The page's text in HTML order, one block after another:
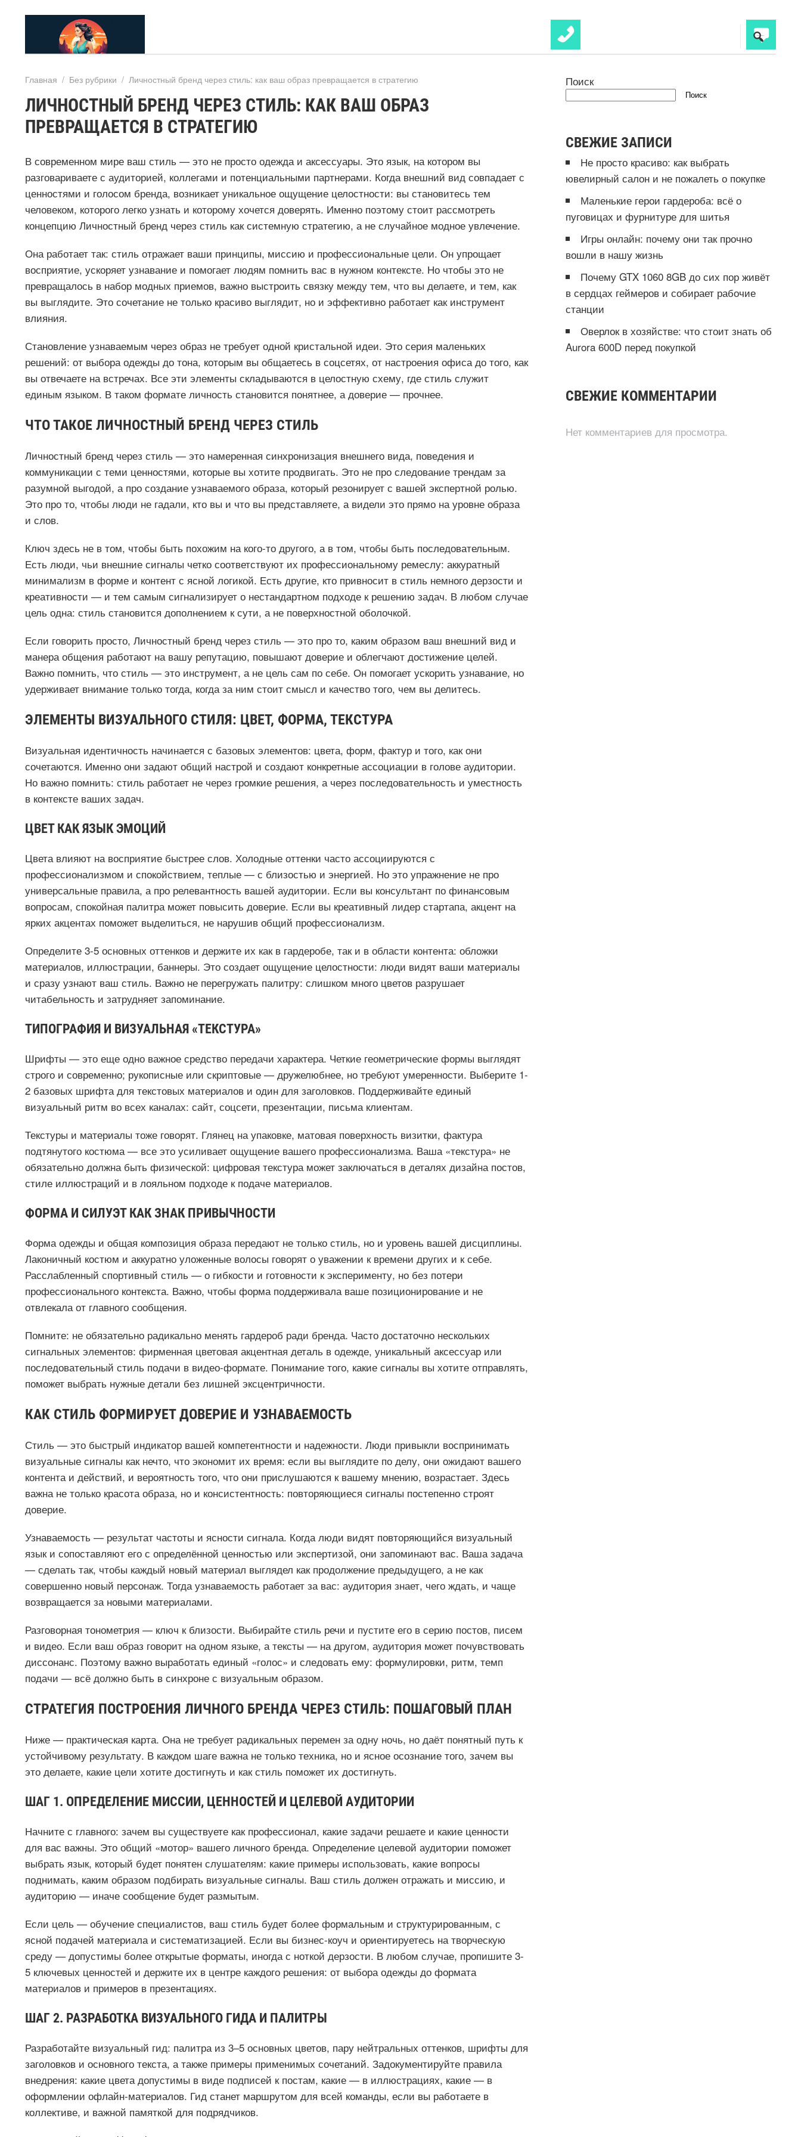
Главная / Без рубрики / Личностный бренд через стиль: как ваш образ превращается в стратегию
ЛИЧНОСТНЫЙ БРЕНД ЧЕРЕЗ СТИЛЬ: КАК ВАШ ОБРАЗ
ПРЕВРАЩАЕТСЯ В СТРАТЕГИЮ
В современном мире ваш стиль — это не просто одежда и аксессуары. Это язык, на котором вы
разговариваете с аудиторией, коллегами и потенциальными партнерами. Когда внешний вид совпадает с
ценностями и голосом бренда, возникает уникальное ощущение целостности: вы становитесь тем
человеком, которого легко узнать и которому хочется доверять. Именно поэтому стоит рассмотреть
концепцию Личностный бренд через стиль как системную стратегию, а не случайное модное увлечение.
Она работает так: стиль отражает ваши принципы, миссию и профессиональные цели. Он упрощает
восприятие, ускоряет узнавание и помогает людям помнить вас в нужном контексте. Но чтобы это не
превращалось в набор модных приемов, важно выстроить связку между тем, что вы делаете, и тем, как
вы выглядите. Это сочетание не только красиво выглядит, но и эффективно работает как инструмент
влияния.
Становление узнаваемым через образ не требует одной кристальной идеи. Это серия маленьких
решений: от выбора одежды до тона, которым вы общаетесь в соцсетях, от настроения офиса до того, как
вы отвечаете на встречах. Все эти элементы складываются в целостную схему, где стиль служит
единым языком. В таком формате личность становится понятнее, а доверие — прочнее.
ЧТО ТАКОЕ ЛИЧНОСТНЫЙ БРЕНД ЧЕРЕЗ СТИЛЬ
Личностный бренд через стиль — это намеренная синхронизация внешнего вида, поведения и
коммуникации с теми ценностями, которые вы хотите продвигать. Это не про следование трендам за
разумной выгодой, а про создание узнаваемого образа, который резонирует с вашей экспертной ролью.
Это про то, чтобы люди не гадали, кто вы и что вы представляете, а видели это прямо на уровне образа
и слов.
Ключ здесь не в том, чтобы быть похожим на кого-то другого, а в том, чтобы быть последовательным.
Есть люди, чьи внешние сигналы четко соответствуют их профессиональному ремеслу: аккуратный
минимализм в форме и контент с ясной логикой. Есть другие, кто привносит в стиль немного дерзости и
креативности — и тем самым сигнализирует о нестандартном подходе к решению задач. В любом случае
цель одна: стиль становится дополнением к сути, а не поверхностной оболочкой.
Если говорить просто, Личностный бренд через стиль — это про то, каким образом ваш внешний вид и
манера общения работают на вашу репутацию, повышают доверие и облегчают достижение целей.
Важно помнить, что стиль — это инструмент, а не цель сам по себе. Он помогает ускорить узнавание, но
удерживает внимание только тогда, когда за ним стоит смысл и качество того, чем вы делитесь.
ЭЛЕМЕНТЫ ВИЗУАЛЬНОГО СТИЛЯ: ЦВЕТ, ФОРМА, ТЕКСТУРА
Визуальная идентичность начинается с базовых элементов: цвета, форм, фактур и того, как они
сочетаются. Именно они задают общий настрой и создают конкретные ассоциации в голове аудитории.
Но важно помнить: стиль работает не через громкие решения, а через последовательность и уместность
в контексте ваших задач.
ЦВЕТ КАК ЯЗЫК ЭМОЦИЙ
Цвета влияют на восприятие быстрее слов. Холодные оттенки часто ассоциируются с
профессионализмом и спокойствием, теплые — с близостью и энергией. Но это упражнение не про
универсальные правила, а про релевантность вашей аудитории. Если вы консультант по финансовым
вопросам, спокойная палитра может повысить доверие. Если вы креативный лидер стартапа, акцент на
ярких акцентах поможет выделиться, не нарушив общий профессионализм.
Определите 3-5 основных оттенков и держите их как в гардеробе, так и в области контента: обложки
материалов, иллюстрации, баннеры. Это создает ощущение целостности: люди видят ваши материалы
и сразу узнают ваш стиль. Важно не перегружать палитру: слишком много цветов разрушает
читабельность и затрудняет запоминание.
ТИПОГРАФИЯ И ВИЗУАЛЬНАЯ «ТЕКСТУРА»
Шрифты — это еще одно важное средство передачи характера. Четкие геометрические формы выглядят
строго и современно; рукописные или скриптовые — дружелюбнее, но требуют умеренности. Выберите 1-
2 базовых шрифта для текстовых материалов и один для заголовков. Поддерживайте единый
визуальный ритм во всех каналах: сайт, соцсети, презентации, письма клиентам.
Текстуры и материалы тоже говорят. Глянец на упаковке, матовая поверхность визитки, фактура
подтянутого костюма — все это усиливает ощущение вашего профессионализма. Ваша «текстура» не
обязательно должна быть физической: цифровая текстура может заключаться в деталях дизайна постов,
стиле иллюстраций и в лояльном подходе к подаче материалов.
ФОРМА И СИЛУЭТ КАК ЗНАК ПРИВЫЧНОСТИ
Форма одежды и общая композиция образа передают не только стиль, но и уровень вашей дисциплины.
Лаконичный костюм и аккуратно уложенные волосы говорят о уважении к времени других и к себе.
Расслабленный спортивный стиль — о гибкости и готовности к эксперименту, но без потери
профессионального контекста. Важно, чтобы форма поддерживала ваше позиционирование и не
отвлекала от главного сообщения.
Помните: не обязательно радикально менять гардероб ради бренда. Часто достаточно нескольких
сигнальных элементов: фирменная цветовая акцентная деталь в одежде, уникальный аксессуар или
последовательный стиль подачи в видео-формате. Понимание того, какие сигналы вы хотите отправлять,
поможет выбрать нужные детали без лишней эксцентричности.
КАК СТИЛЬ ФОРМИРУЕТ ДОВЕРИЕ И УЗНАВАЕМОСТЬ
Стиль — это быстрый индикатор вашей компетентности и надежности. Люди привыкли воспринимать
визуальные сигналы как нечто, что экономит их время: если вы выглядите по делу, они ожидают вашего
контента и действий, и вероятность того, что они прислушаются к вашему мнению, возрастает. Здесь
важна не только красота образа, но и консистентность: повторяющиеся сигналы постепенно строят
доверие.
Узнаваемость — результат частоты и ясности сигнала. Когда люди видят повторяющийся визуальный
язык и сопоставляют его с определённой ценностью или экспертизой, они запоминают вас. Ваша задача
— сделать так, чтобы каждый новый материал выглядел как продолжение предыдущего, а не как
совершенно новый персонаж. Тогда узнаваемость работает за вас: аудитория знает, чего ждать, и чаще
возвращается за новыми материалами.
Разговорная тонометрия — ключ к близости. Выбирайте стиль речи и пустите его в серию постов, писем
и видео. Если ваш образ говорит на одном языке, а тексты — на другом, аудитория может почувствовать
диссонанс. Поэтому важно выработать единый «голос» и следовать ему: формулировки, ритм, темп
подачи — всё должно быть в синхроне с визуальным образом.
СТРАТЕГИЯ ПОСТРОЕНИЯ ЛИЧНОГО БРЕНДА ЧЕРЕЗ СТИЛЬ: ПОШАГОВЫЙ ПЛАН
Ниже — практическая карта. Она не требует радикальных перемен за одну ночь, но даёт понятный путь к
устойчивому результату. В каждом шаге важна не только техника, но и ясное осознание того, зачем вы
это делаете, какие цели хотите достигнуть и как стиль поможет их достигнуть.
ШАГ 1. ОПРЕДЕЛЕНИЕ МИССИИ, ЦЕННОСТЕЙ И ЦЕЛЕВОЙ АУДИТОРИИ
Начните с главного: зачем вы существуете как профессионал, какие задачи решаете и какие ценности
для вас важны. Это общий «мотор» вашего личного бренда. Определение целевой аудитории поможет
выбрать язык, который будет понятен слушателям: какие примеры использовать, какие вопросы
поднимать, каким образом подбирать визуальные сигналы. Ваш стиль должен отражать и миссию, и
аудиторию — иначе сообщение будет размытым.
Если цель — обучение специалистов, ваш стиль будет более формальным и структурированным, с
ясной подачей материала и систематизацией. Если вы бизнес-коуч и ориентируетесь на творческую
среду — допустимы более открытые форматы, иногда с ноткой дерзости. В любом случае, пропишите 3-
5 ключевых ценностей и держите их в центре каждого решения: от выбора одежды до формата
материалов и примеров в презентациях.
ШАГ 2. РАЗРАБОТКА ВИЗУАЛЬНОГО ГИДА И ПАЛИТРЫ
Разработайте визуальный гид: палитра из 3–5 основных цветов, пару нейтральных оттенков, шрифты для
заголовков и основного текста, а также примеры применимых сочетаний. Задокументируйте правила
внедрения: какие цвета допустимы в виде подписей к постам, какие — в иллюстрациях, какие — в
оформлении офлайн-материалов. Гид станет маршрутом для всей команды, если вы работаете в
коллективе, и важной памяткой для подрядчиков.
Поиск
Поиск
СВЕЖИЕ ЗАПИСИ
Не просто красиво: как выбрать
ювелирный салон и не пожалеть о покупке
Маленькие герои гардероба: всё о
пуговицах и фурнитуре для шитья
Игры онлайн: почему они так прочно
вошли в нашу жизнь
Почему GTX 1060 8GB до сих пор живёт
в сердцах геймеров и собирает рабочие
станции
Оверлок в хозяйстве: что стоит знать об
Aurora 600D перед покупкой
СВЕЖИЕ КОММЕНТАРИИ
Нет комментариев для просмотра.